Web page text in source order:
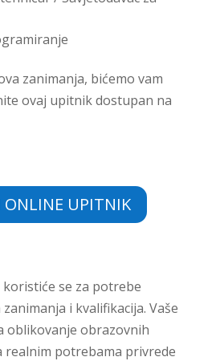
zanimanja, bićemo vam
ovaj upitnik dostupan na
ONLINE UPITNIK
se za potrebe
i kvalifikacija. Vaše
oblikovanje obrazovnih
realnim potrebama privrede